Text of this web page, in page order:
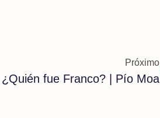
Próximo
¿Quién fue Franco? | Pío Moa